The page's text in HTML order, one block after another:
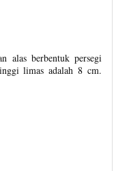
alas berbentuk persegi
limas adalah 8 cm.